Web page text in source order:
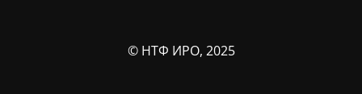
© НТФ ИРО, 2025